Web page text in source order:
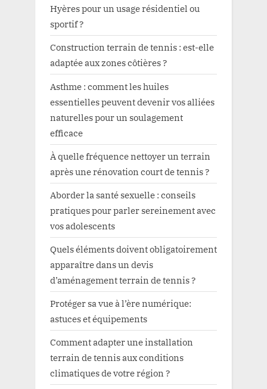
Hyères pour un usage résidentiel ou
sportif ?
Construction terrain de tennis : est-elle
adaptée aux zones côtières ?
Asthme : comment les huiles
essentielles peuvent devenir vos alliées
naturelles pour un soulagement
efficace
À quelle fréquence nettoyer un terrain
après une rénovation court de tennis ?
Aborder la santé sexuelle : conseils
pratiques pour parler sereinement avec
vos adolescents
Quels éléments doivent obligatoirement
apparaître dans un devis
d’aménagement terrain de tennis ?
Protéger sa vue à l’ère numérique:
astuces et équipements
Comment adapter une installation
terrain de tennis aux conditions
climatiques de votre région ?